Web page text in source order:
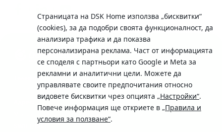
Страницата на DSK Home използва „бисквитки“
(cookies), за да подобри своята функционалност, да
анализира трафика и да показва
персонализирана реклама. Част от информацията
се споделя с партньори като Google и Meta за
рекламни и аналитични цели. Можете да
управлявате своите предпочитания относно
видовете бисквитки чрез опцията „Настройки“.
Повече информация ще откриете в „Правила и
условия за ползване“.
Телефон:
0700 10 375 / *2375
Московска No.19 / ул. Г. Бенковски No. 5, София 1036
SWIFT/BIC: